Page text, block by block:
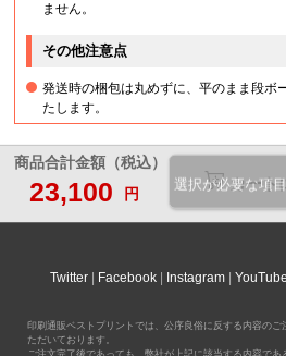
ません。
その他注意点
発送時の梱包は丸めずに、平のまま段ボ
たします。
商品合計金額（税込）
23,100 円
カート
選択が必要な項
Twitter Facebook Instagram YouTube
印刷通販ベストプリントでは、公序良俗に反する内容の
ただいております。